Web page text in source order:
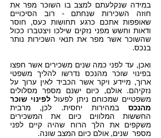
במידה שנקלעתם למצב בו השוכר מפר את
חוזה השכירות שנחתם - רוב הסיכויים
שאופפות אתכם כרגע תחושות כעס, חוסר
ודאות וחשש מפני נזקים שילכו ויצטברו ככול
שהשוכר אשר מפר את תנאי השכירות נותר
בנכס.
ואכן, עד לפני כמה שנים משכירים אשר חפצו
בפינוי שוכר מהנכס נדרשו להליך משפטי
ארוך, מיידע ויקר אשר הכביד לאין ערוך על
נזקיהם. אולם, כיום ישנם מספר מסלולים
משפטיים שמכוחם ניתן לפעול לפינוי שוכר
מהנכס במהירות יחסית. לכן, מרבית
החששות המלווים כיום את המשכירים
משקפים את הלך הרוח שהיה קיים לפני
מספר שנים, אולם כיום המצב שונה.